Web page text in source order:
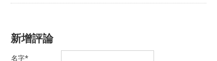
新增評論
名字*